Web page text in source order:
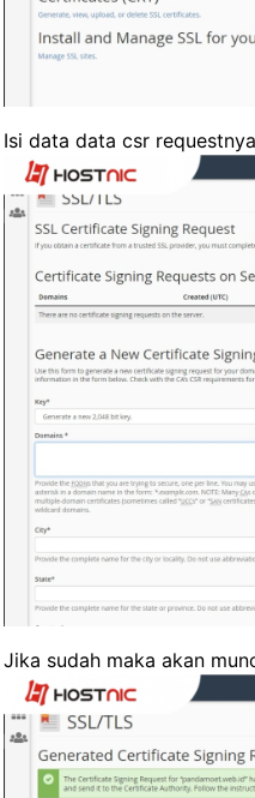
Isi data data csr
Jika sudah maka akan